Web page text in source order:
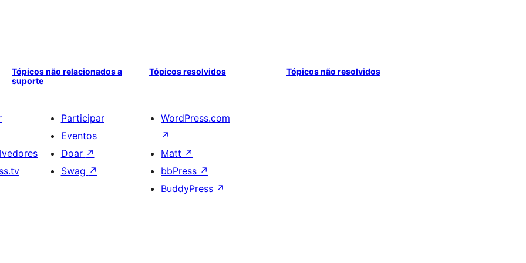
Tópicos não relacionados a
suporte
Tópicos resolvidos Tópicos não resolvidos
Participar
Eventos
Doar ↗
Swag ↗
WordPress.com
↗
Matt ↗
bbPress ↗
BuddyPress ↗